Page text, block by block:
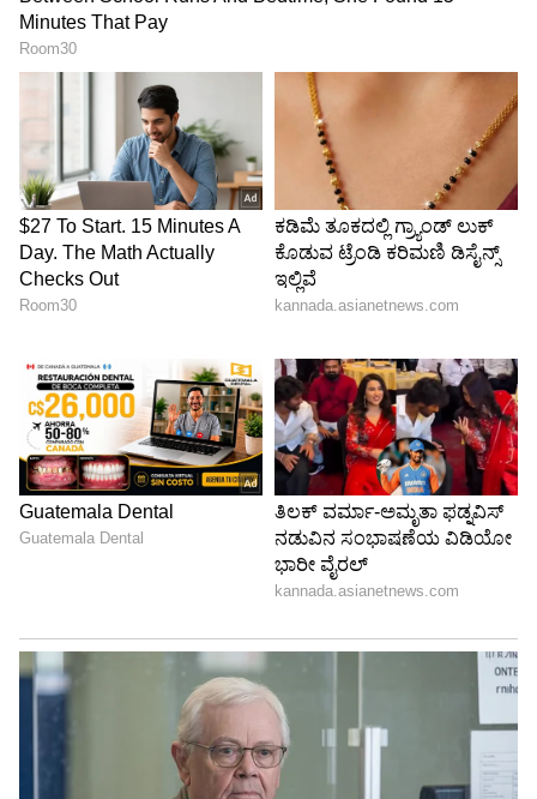
'ಮಾನ್ಸೂನ್‌ನಲ್ಲಿ ಶಾಖದ ಅಲೆ? ಎಂದು ತಮ್ಮ ಗೆಳತಿಯ
ಫೋಟೋಗೆ ಕಾಮೆಂಟ್‌ ಮಾಡಿ ಅದರೊಂದಿಗೆ
ಎಮೋಜಿಯನ್ನು ವಿಜಯ್‌ ವರ್ಮಾ ಹಂಚಿಕೊಂಡಿದ್ದಾರೆ.
7
11
ತು ಆ ದಿಲ್ಬರಾ ಬಿಡುಗಡೆ ಸಮಾರಂಭದಲ್ಲಿ ಕಾವಾಲಾ ಹಿಂದಿ
ಆವೃತ್ತಿಗೆ ತಮನ್ನಾ ಅಭಿಮಾನಿಗಳೊಂದಿಗೆ ನೃತ್ಯ ಮಾಡಿದರು.
ಕಿಲ್ಲರ್‌ ಮೂವ್ಸ್‌ ಮೂಲಕ ಎಲ್ಲರನ್ನೂ ರಂಜಿಸಿದ್ದರು.